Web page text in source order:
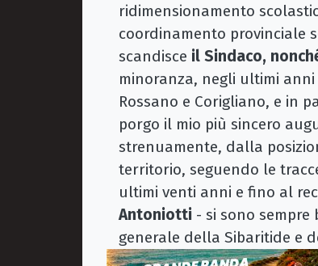
ridimensionamento
coordinamento provinciale
scandisce il Sindaco,
minoranza, negli ultimi
Rossano e Corigliano, e in
porgo il mio più sincero
strenuamente, dalla
territorio, seguendo le
ultimi venti anni e fino al
Antoniotti - si sono
generale della Sibaritide e